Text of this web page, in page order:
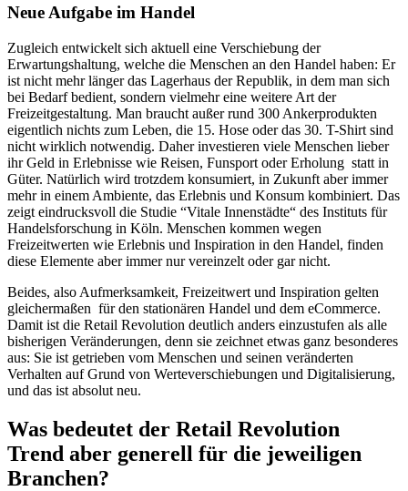
Neue Aufgabe im Handel
Zugleich entwickelt sich aktuell eine Verschiebung der
Erwartungshaltung, welche die Menschen an den Handel haben: Er
ist nicht mehr länger das Lagerhaus der Republik, in dem man sich
bei Bedarf bedient, sondern vielmehr eine weitere Art der
Freizeitgestaltung. Man braucht außer rund 300 Ankerprodukten
eigentlich nichts zum Leben, die 15. Hose oder das 30. T-Shirt sind
nicht wirklich notwendig. Daher investieren viele Menschen lieber
ihr Geld in Erlebnisse wie Reisen, Funsport oder Erholung statt in
Güter. Natürlich wird trotzdem konsumiert, in Zukunft aber immer
mehr in einem Ambiente, das Erlebnis und Konsum kombiniert. Das
zeigt eindrucksvoll die Studie “Vitale Innenstädte“ des Instituts für
Handelsforschung in Köln. Menschen kommen wegen
Freizeitwerten wie Erlebnis und Inspiration in den Handel, finden
diese Elemente aber immer nur vereinzelt oder gar nicht.
Beides, also Aufmerksamkeit, Freizeitwert und Inspiration gelten
gleichermaßen für den stationären Handel und dem eCommerce.
Damit ist die Retail Revolution deutlich anders einzustufen als alle
bisherigen Veränderungen, denn sie zeichnet etwas ganz besonderes
aus: Sie ist getrieben vom Menschen und seinen veränderten
Verhalten auf Grund von Werteverschiebungen und Digitalisierung,
und das ist absolut neu.
Was bedeutet der Retail Revolution
Trend aber generell für die jeweiligen
Branchen?